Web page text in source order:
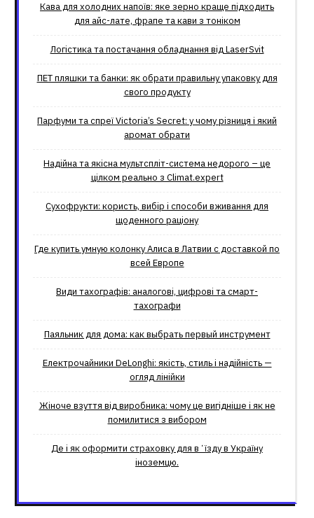
Кава для холодних напоїв: яке зерно краще підходить
для айс-лате, фрапе та кави з тоніком
Логістика та постачання обладнання від LaserSvit
ПЕТ пляшки та банки: як обрати правильну упаковку для
свого продукту
Парфуми та спреї Victoria’s Secret: у чому різниця і який
аромат обрати
Надійна та якісна мультспліт-система недорого – це
цілком реально з Climat.еxpert
Сухофрукти: користь, вибір і способи вживання для
щоденного раціону
Где купить умную колонку Алиса в Латвии с доставкой по
всей Европе
Види тахографів: аналогові, цифрові та смарт-
тахографи
Паяльник для дома: как выбрать первый инструмент
Електрочайники DeLonghi: якість, стиль і надійність —
огляд лінійки
Жіноче взуття від виробника: чому це вигідніше і як не
помилитися з вибором
Де і як оформити страховку для вʼїзду в Україну
іноземцю.